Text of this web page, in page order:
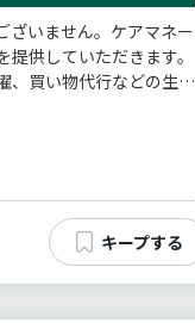
ざいません。ケアマネー
供していただきます。
、買い物代行などの生活